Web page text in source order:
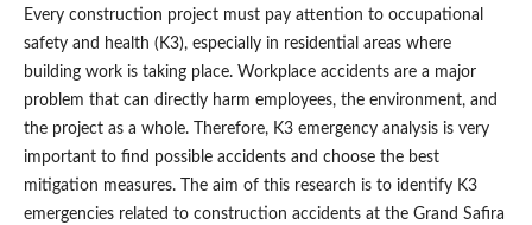
Every construction project must pay attention to occupational
safety and health (K3), especially in residential areas where
building work is taking place. Workplace accidents are a major
problem that can directly harm employees, the environment, and
the project as a whole. Therefore, K3 emergency analysis is very
important to find possible accidents and choose the best
mitigation measures. The aim of this research is to identify K3
emergencies related to construction accidents at the Grand Safira